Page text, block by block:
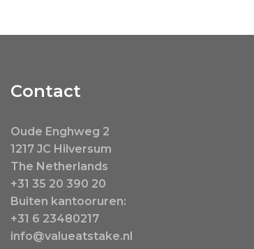
Contact
Oude Enghweg 2
1217 JC Hilversum
The Netherlands
+31 35 20 390 20
Buiten kantooruren:
+31 6 23480217
info@valueatstake.nl